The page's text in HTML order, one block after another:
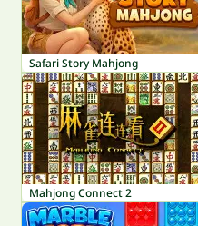
Safari Story Mahjong
Mahjong Connect 2